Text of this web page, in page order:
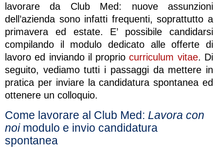
lavorare da Club Med: nuove assunzioni
dell’azienda sono infatti frequenti, soprattutto a
primavera ed estate. E’ possibile candidarsi
compilando il modulo dedicato alle offerte di
lavoro ed inviando il propriocurriculum vitae. Di
seguito, vediamo tutti i passaggi da mettere in
pratica per inviare la candidatura spontanea ed
ottenere un colloquio.
Come lavorare al Club Med: Lavora con
noimodulo e invio candidatura
spontanea